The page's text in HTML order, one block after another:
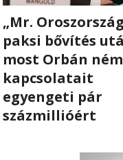
AZ ORBÁN CSALÁD
OFFSHORE TITKOK
RÓLUNK
ALAPELVEK
„Mr.
paksi bővítés
most Orbán
kapcsolatait
egyengeti pár
százmillióért